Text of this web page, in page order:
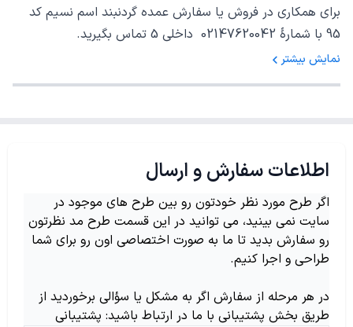
برای همکاری در فروش یا سفارش عمده گردنبند اسم نسیم کد
95 با شمارهٔ 02147620042 داخلی 5 تماس بگیرید.
نمایش بیشتر
اطلاعات سفارش و ارسال
اگر طرح مورد نظر خودتون رو بین طرح های موجود در
سایت نمی بینید، می توانید در این قسمت طرح مد نظرتون
رو سفارش بدید تا ما به صورت اختصاصی اون رو برای شما
طراحی و اجرا کنیم.
در هر مرحله از سفارش اگر به مشکل یا سؤالی برخوردید از
طریق بخش پشتیبانی با ما در ارتباط باشید: پشتیبانی